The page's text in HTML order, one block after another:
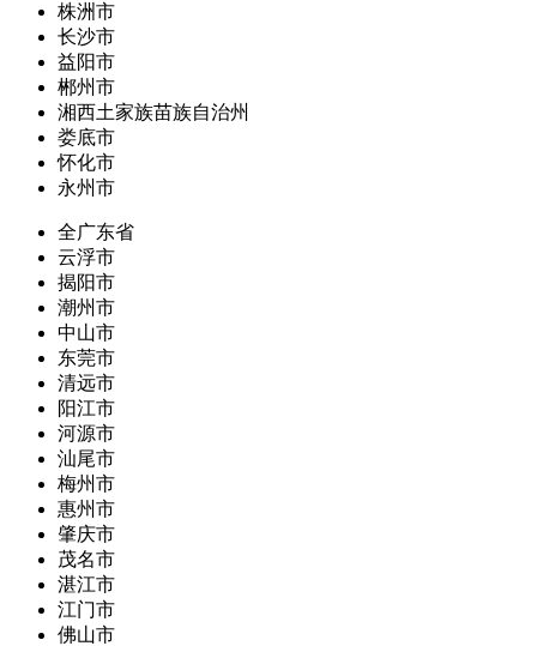
株洲市
长沙市
益阳市
郴州市
湘西土家族苗族自治州
娄底市
怀化市
永州市
全广东省
云浮市
揭阳市
潮州市
中山市
东莞市
清远市
阳江市
河源市
汕尾市
梅州市
惠州市
肇庆市
茂名市
湛江市
江门市
佛山市